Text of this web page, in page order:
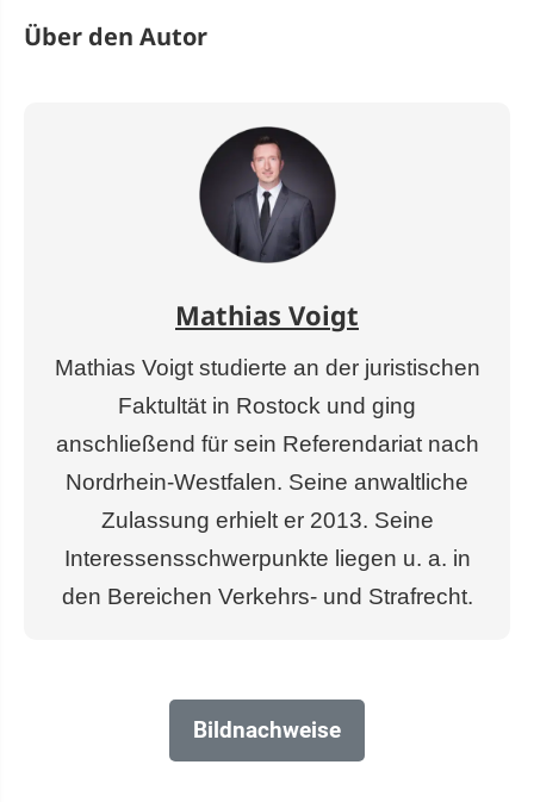
Über den Autor
Mathias Voigt
Mathias Voigt studierte an der juristischen
Faktultät in Rostock und ging
anschließend für sein Referendariat nach
Nordrhein-Westfalen. Seine anwaltliche
Zulassung erhielt er 2013. Seine
Interessensschwerpunkte liegen u. a. in
den Bereichen Verkehrs- und Strafrecht.
Bildnachweise